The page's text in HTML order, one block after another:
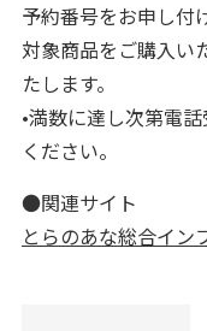
予約番号をお申し付
対象商品をご購入い
たします。
•満数に達し次第電
ください。
●関連サイト
とらのあな総合イン